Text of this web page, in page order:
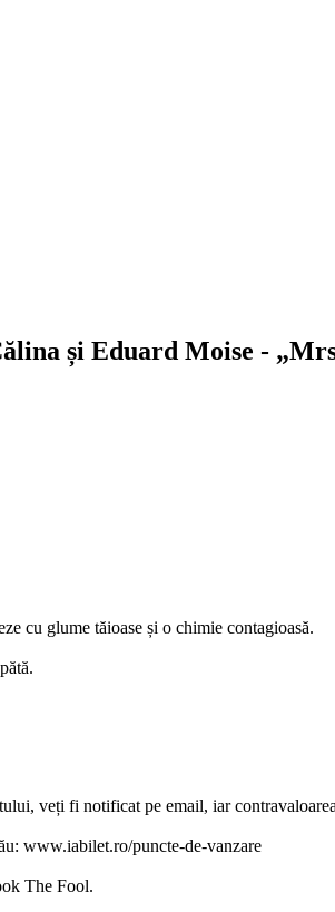
și Eduard Moise -
cu glume tăioase și o chimie contagioasă.
veți fi notificat pe email, iar
www.iabilet.ro/puncte-de-vanzare
The Fool.